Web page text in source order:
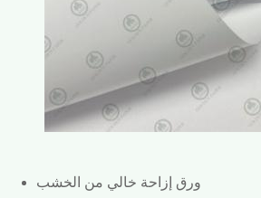
ورق إزاحة خالي من الخشب